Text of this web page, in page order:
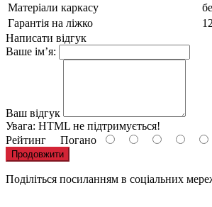
Матеріали каркасу
Гарантія на ліжко
Написати відгук
Ваше ім’я:
Ваш відгук
Увага: HTML не підтримується!
Рейтинг Погано
Продовжити
Поділіться посиланням в соціальних